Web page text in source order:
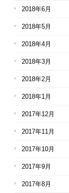
2018年6月
2018年5月
2018年4月
2018年3月
2018年2月
2018年1月
2017年12月
2017年11月
2017年10月
2017年9月
2017年8月